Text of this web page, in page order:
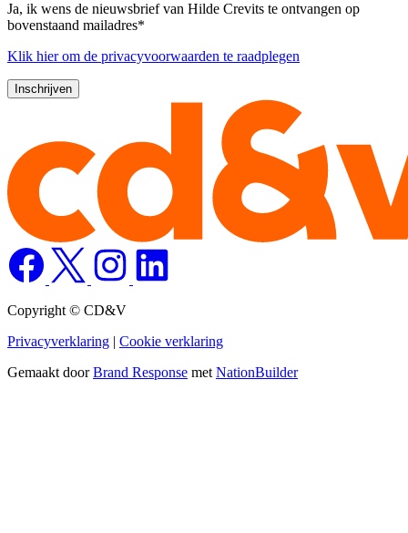
Ja, ik wens de nieuwsbrief van Hilde Crevits te ontvangen op
bovenstaand mailadres*
Klik hierom de privacyvoorwaarden te raadplegen
Copyright © CD&V
Privacyverklaring | Cookie verklaring
Gemaakt doorBrand Response metNationBuilder